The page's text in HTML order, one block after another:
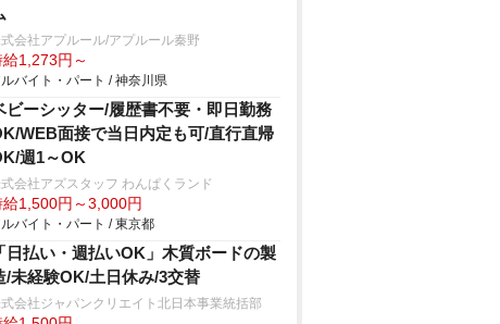
会社アプルール/アプルール秦野
給1,273円～
バイト・パート / 神奈川県
ビーシッター/履歴書不要・即日勤務
WEB面接で当日内定も可/直行直帰
週1～OK
会社アズスタッフ わんぱくランド
給1,500円～3,000円
バイト・パート / 東京都
「日払い・週払いOK」木質ボードの製
/未経験OK/土日休み/3交替
会社ジャパンクリエイト北日本事業統括部